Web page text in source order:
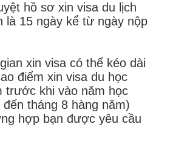
hồ sơ xin visa du lịch
là 15 ngày kể từ ngày nộp
xin visa có thể kéo dài
điểm xin visa du học
trước khi vào năm học
tháng 8 hàng năm)
hợp bạn được yêu cầu